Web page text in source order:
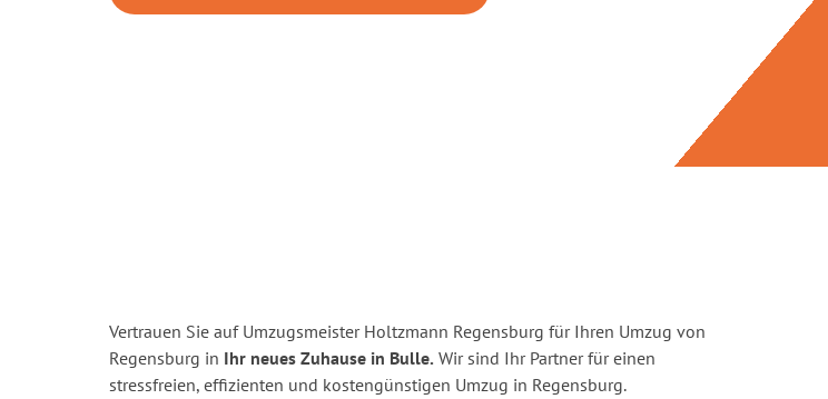
Vertrauen Sie auf Umzugsmeister Holtzmann Regensburg für Ihren Umzug von
Regensburg in Ihr neues Zuhause in Bulle. Wir sind Ihr Partner für einen
stressfreien, effizienten und kostengünstigen Umzug in Regensburg.